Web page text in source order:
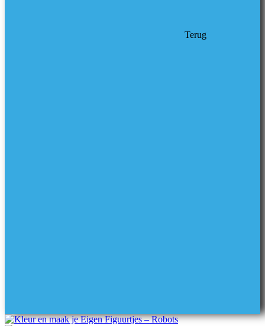
Terug